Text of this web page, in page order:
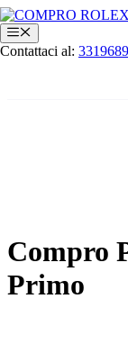
Vai
al
contenuto
Menu
Contattaci al:
Compro
Primo